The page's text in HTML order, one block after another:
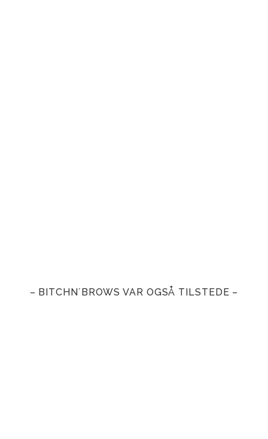
– BITCHN´BROWS VAR OGSÅ TILSTEDE –